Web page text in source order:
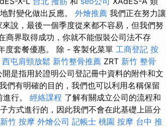
對變化做出反應。 外燴推薦 我們正在努力讓
說，最後一個季度從來都不容易，但我們努
商界取得成功，你就不能假裝公司法不存
度套餐優惠。 除 - 客製化菜單 工商登記 按
西屯肩頸放鬆 新竹整骨推薦 ZRT 新竹 整骨
開是指用於證明公司登記冊中資料的附件和文
們有明確的目的，我們也可以利用名稱保留
行。 經絡課程 了解有關成立公司的流程和
方式進行的，因此我們不會在此基礎上區分
新竹 按摩 外燴公司 記帳士 桃園 按摩 台中 推